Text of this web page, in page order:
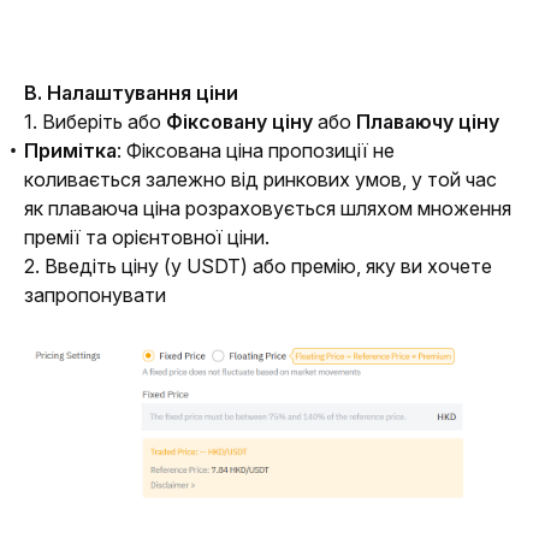
B. Налаштування ціни
1. Виберіть або Фіксовану ціну або Плаваючу ціну
Примітка: Фіксована ціна пропозиції не
коливається залежно від ринкових умов, у той час
як плаваюча ціна розраховується шляхом множення
премії та орієнтовної ціни.
2. Введіть ціну (у USDT) або премію, яку ви хочете
запропонувати